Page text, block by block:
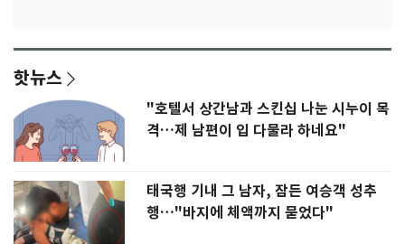
핫뉴스
"호텔서 상간남과 스킨십 나눈 시누이 목
격…제 남편이 입 다물라 하네요"
태국행 기내 그 남자, 잠든 여승객 성추
행…"바지에 체액까지 묻었다"